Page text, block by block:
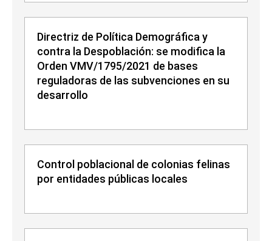
Directriz de Política Demográfica y
contra la Despoblación: se modifica la
Orden VMV/1795/2021 de bases
reguladoras de las subvenciones en su
desarrollo
Control poblacional de colonias felinas
por entidades públicas locales